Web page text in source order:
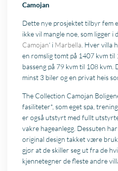
Camojan
Dette nye prosjektet tilbyr fem
ikke vil mangle noe, som ligger i
Camojan‘ i Marbella . Hver villa
en romslig tomt på 1407 kvm til
basseng på 79 kvm til 108 kvm.
minst 3 biler og en privat heis
The Collection Camojan
fasiliteter*, som eget spa,
er også utstyrt med fullt
vakre hageanlegg. Dessuten
original design takket være
gjør at de skiller seg ut fra de
kjennetegner de fleste andre